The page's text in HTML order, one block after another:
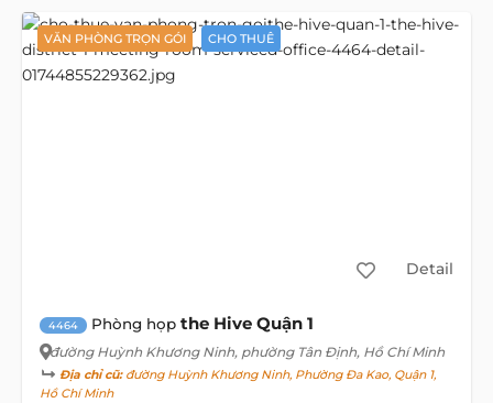
VĂN PHÒNG TRỌN GÓI CHO THUÊ
Detail
4464 Phòng họp the Hive Quận 1
đường Huỳnh Khương Ninh, phường Tân Định, Hồ Chí Minh
Địa chỉ cũ:đường Huỳnh Khương Ninh, Phường Đa Kao, Quận 1,
Hồ Chí Minh